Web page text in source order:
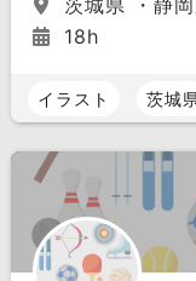
茨城県 ・静
18h
イラスト 茨城